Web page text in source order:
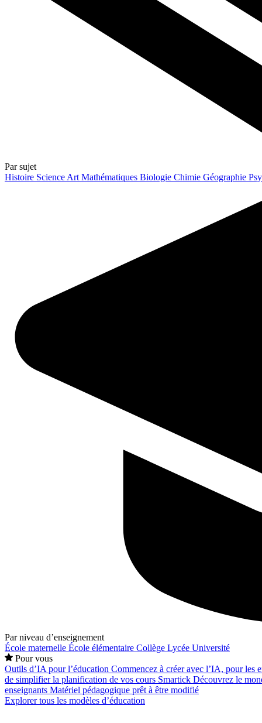
Par sujet
Histoire Science Art Mathématiques Biologie Chimie Géographie
Par niveau d’enseignement
École maternelle École élémentaire Collège Lycée Université
Pour vous
Outils d’IA pour l’éducation Commencez à créer avec l’IA, pour les
de simplifier la planification de vos cours Smartick Découvrez le
enseignants Matériel pédagogique prêt à être modifié
Explorer tous les modèles d’éducation